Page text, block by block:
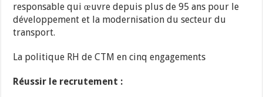
responsable qui œuvre depuis plus de 95 ans pour le
développement et la modernisation du secteur du
transport.
La politique RH de CTM en cinq engagements
Réussir le recrutement :